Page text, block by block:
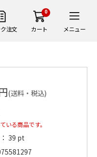
注文
0
カート メニュー
(送料・税込)
いる商品です。
39 pt